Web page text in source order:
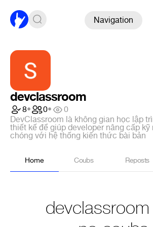
Navigation
devclassroom
8• 0•
0
DevClassroom là không gian học lập
thiết kế để giúp developer nâng cấp kỹ
chóng với hệ thống kiến thức bài bản
Home Coubs Reposts